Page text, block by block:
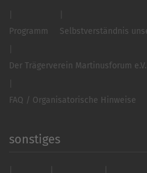
Programm Selbstverständnis
Der Trägerverein Martinusforum e.V.
FAQ / Organisatorische Hinweise
sonstiges